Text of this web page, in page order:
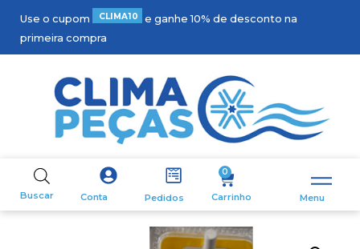
Use o cupom CLIMA10
e ganhe 10% de desconto na
primeira compra
Buscar Conta Pedidos
0
Carrinho Menu